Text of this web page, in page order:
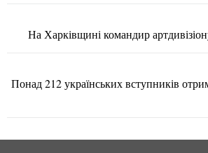
На Харківщині командир
Понад 212 українських вступників